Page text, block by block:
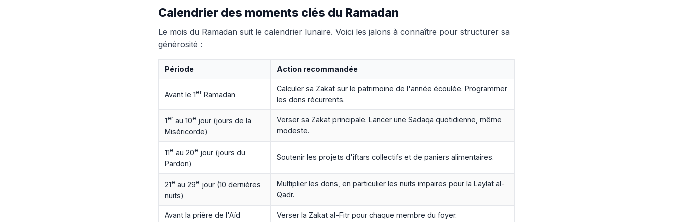
Calendrier des moments clés du Ramadan
Le mois du Ramadan suit le calendrier lunaire. Voici les jalons à connaître pour structurer sa
générosité :
Période Action recommandée
Avant le 1er Ramadan
Calculer sa Zakat sur le patrimoine de l'année écoulée. Programmer
les dons récurrents.
1er au 10e jour (jours de la
Miséricorde)
Verser sa Zakat principale. Lancer une Sadaqa quotidienne, même
modeste.
11e au 20e jour (jours du
Pardon)
Soutenir les projets d'iftars collectifs et de paniers alimentaires.
21e au 29e jour (10 dernières
nuits)
Multiplier les dons, en particulier les nuits impaires pour la Laylat al-
Qadr.
Avant la prière de l'Aïd Verser la Zakat al-Fitr pour chaque membre du foyer.